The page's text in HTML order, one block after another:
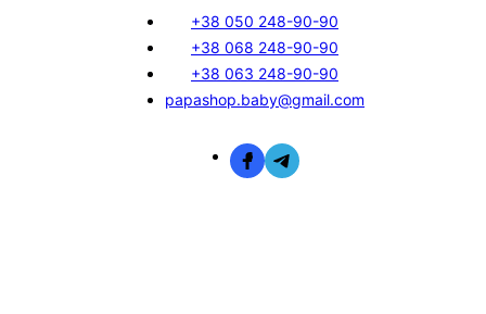
+38 050 248-90-90
+38 068 248-90-90
+38 063 248-90-90
papashop.baby@gmail.com